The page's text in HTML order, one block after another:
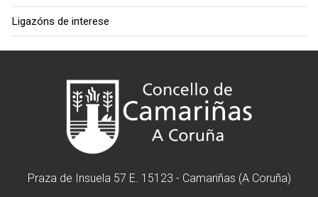
Ligazóns de interese
Praza de Insuela 57 E. 15123 - Camariñas (A Coruña)